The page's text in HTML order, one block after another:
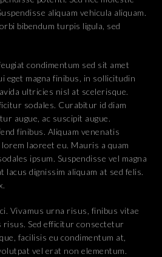
aliquam vehicula aliquam.
bibendum turpis ligula, sed
condimentum sed sit amet
eget magna finibus, in sollicitudin
ultricies nisl at scelerisque.
sodales. Curabitur id diam
augue, ac suscipit augue.
finibus. Aliquam venenatis
laoreet eu. Mauris a quam
ipsum. Suspendisse vel magna
dignissim aliquam at sed felis.
Vivamus urna risus, finibus vitae
risus. Sed efficitur consectetur
facilisis eu condimentum at,
vel erat non elementum.